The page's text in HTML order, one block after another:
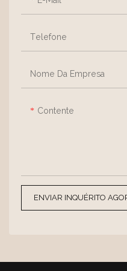
Telefone
Nome Da Empresa
Contente
ENVIAR INQUÉRITO
no encosto, como espaços
dobrados pelo tempo, exalam
um charme artístico natural.